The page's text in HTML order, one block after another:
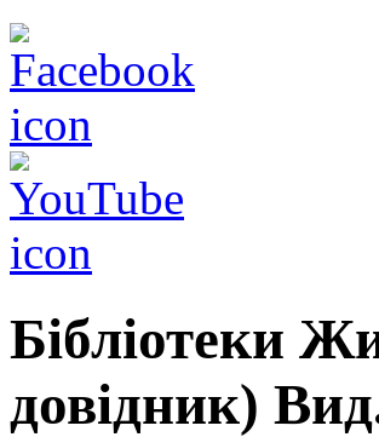
Бібліотеки
довідник)